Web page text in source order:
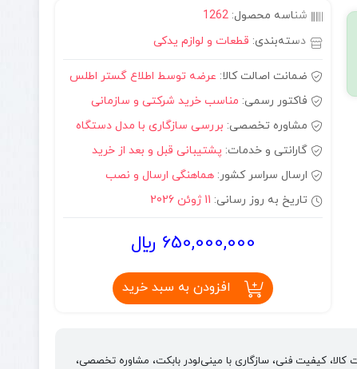
شناسه محصول: 1262
دسته‌بندی: قطعات و لوازم یدکی
ضمانت اصالت کالا: عرضه توسط اطلاع گستر اطلس
فاکتور رسمی: مناسب خرید شرکتی و سازمانی
مشاوره تخصصی: بررسی سازگاری با مدل دستگاه
گارانتی و خدمات: پشتیبانی قبل و بعد از خرید
ارسال سراسر کشور: هماهنگی ارسال و نصب
تاریخ به روز رسانی: 11 ژوئن 2026
650,000,000 ﷼
افزودن به سبد خرید
کالا، کیفیت فنی، سازگاری با مینی‌لودر بابکت، مشاوره تخصصی،